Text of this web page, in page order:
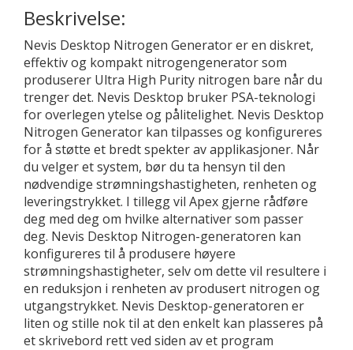
Beskrivelse:
Nevis Desktop Nitrogen Generator er en diskret,
effektiv og kompakt nitrogengenerator som
produserer Ultra High Purity nitrogen bare når du
trenger det. Nevis Desktop bruker PSA-teknologi
for overlegen ytelse og pålitelighet. Nevis Desktop
Nitrogen Generator kan tilpasses og konfigureres
for å støtte et bredt spekter av applikasjoner. Når
du velger et system, bør du ta hensyn til den
nødvendige strømningshastigheten, renheten og
leveringstrykket. I tillegg vil Apex gjerne rådføre
deg med deg om hvilke alternativer som passer
deg. Nevis Desktop Nitrogen-generatoren kan
konfigureres til å produsere høyere
strømningshastigheter, selv om dette vil resultere i
en reduksjon i renheten av produsert nitrogen og
utgangstrykket. Nevis Desktop-generatoren er
liten og stille nok til at den enkelt kan plasseres på
et skrivebord rett ved siden av et program